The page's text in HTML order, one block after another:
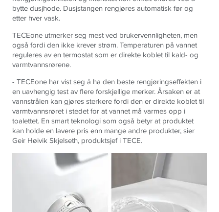
bytte dusjhode. Dusjstangen rengjøres automatisk før og
etter hver vask.
TECEone utmerker seg mest ved brukervennligheten, men
også fordi den ikke krever strøm. Temperaturen på vannet
reguleres av en termostat som er direkte koblet til kald- og
varmtvannsrørene.
- TECEone har vist seg å ha den beste rengjøringseffekten i
en uavhengig test av flere forskjellige merker. Årsaken er at
vannstrålen kan gjøres sterkere fordi den er direkte koblet til
varmtvannsrøret i stedet for at vannet må varmes opp i
toalettet. En smart teknologi som også betyr at produktet
kan holde en lavere pris enn mange andre produkter, sier
Geir Høivik Skjelseth, produktsjef i TECE.